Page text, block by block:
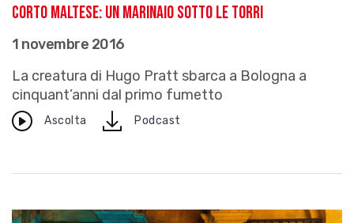
Corto Maltese: un marinaio sotto le torri
1 novembre 2016
La creatura di Hugo Pratt sbarca a Bologna a
cinquant’anni dal primo fumetto
Ascolta downloadPodcast